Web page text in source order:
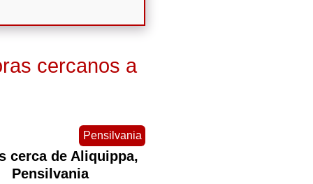
cercanos a
Pensilvania
cerca de Aliquippa,
Pensilvania